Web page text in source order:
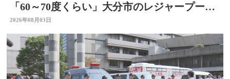
「60～70度くらい」大分市のレジャープール
も賑わう 大分
2026年08月03日